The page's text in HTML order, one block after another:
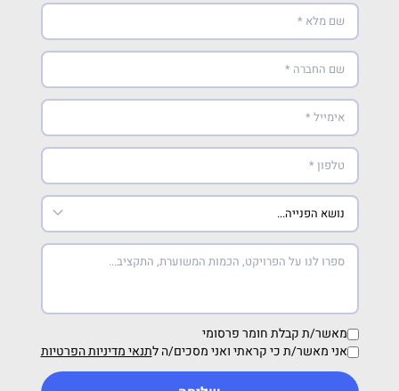
מאשר/ת קבלת חומר פרסומי
אני מאשר/ת כי קראתי ואני מסכים/ה לתנאי מדיניות הפרטיות